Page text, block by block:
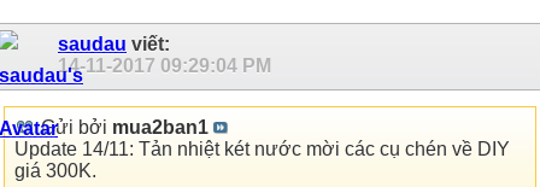
saudau viết:
14-11-2017 09:29:04 PM
Gửi bởi mua2ban1
Update 14/11: Tản nhiệt két nước mời các cụ chén về DIY
giá 300K.